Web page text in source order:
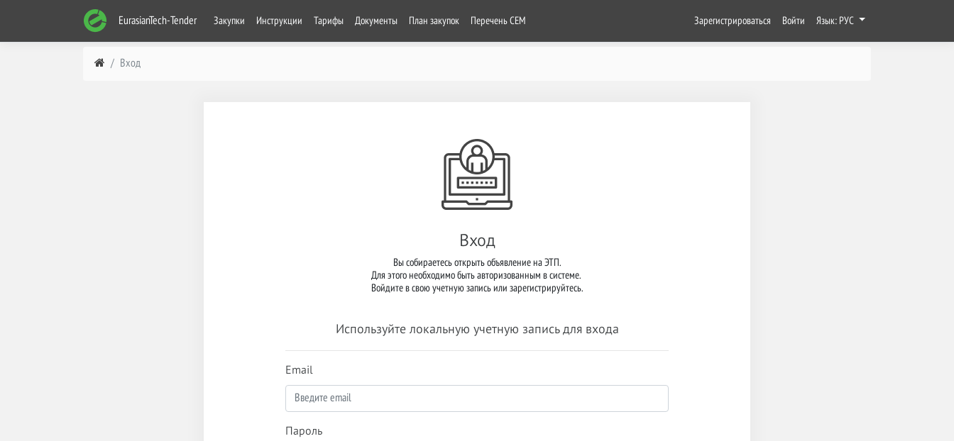
EurasianTech-Tender Зарегистрироваться Войти Язык: РУС
Закупки Инструкции Тарифы Документы План закупок Перечень СЕМ
Вход
Вход
Вы собираетесь открыть объявление на ЭТП.
Для этого необходимо быть авторизованным в системе.
Войдите в свою учетную запись или зарегистрируйтесь.
Используйте локальную учетную запись для входа
Email
Пароль